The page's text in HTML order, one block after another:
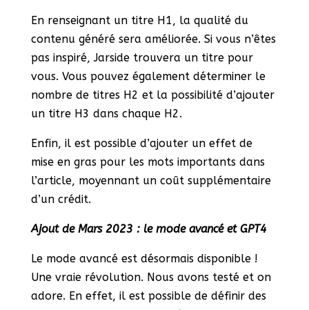
En renseignant un titre H1, la qualité du
contenu généré sera améliorée. Si vous n’êtes
pas inspiré, Jarside trouvera un titre pour
vous. Vous pouvez également déterminer le
nombre de titres H2 et la possibilité d’ajouter
un titre H3 dans chaque H2.
Enfin, il est possible d’ajouter un effet de
mise en gras pour les mots importants dans
l’article, moyennant un coût supplémentaire
d’un crédit.
Ajout de Mars 2023 : le mode avancé et GPT4
Le mode avancé est désormais disponible !
Une vraie révolution. Nous avons testé et on
adore. En effet, il est possible de définir des